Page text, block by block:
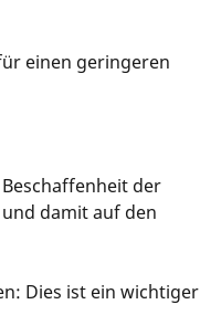
einen geringeren
der
damit auf den
Dies ist ein wichtiger